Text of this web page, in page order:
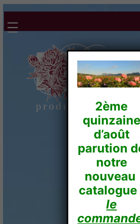
2ème
quinzaine
d’août
parution
notre
nouveau
catalogue
le